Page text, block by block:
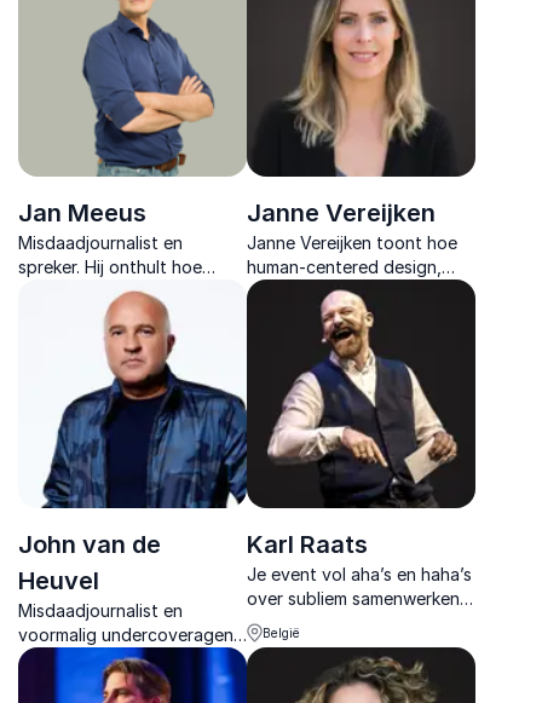
organisatiecultuur.
verminderen door menselijk
gedrag en security
awareness structureel te
verbeteren.
Jan Meeus
Misdaadjournalist en
spreker. Hij onthult hoe
georganiseerde misdaad
zich nestelt in de
samenleving en legitieme
sectoren ondermijnt.
Janne Vereijken
Janne Vereijken toont hoe
human-centered design,
samenwerking en strategic
foresight technologie
voorbij de hype brengen en
écht succesvol maken.
John van de
Heuvel
Misdaadjournalist en
voormalig undercoveragent,
gespecialiseerd in
onthullingen en praktische
Karl Raats
Je event vol aha’s en haha’s
over subliem samenwerken?
Inspiratie-strateeg Karl
Raats maakt van collega’s
elkaars grootste
inspiratiebron.
België